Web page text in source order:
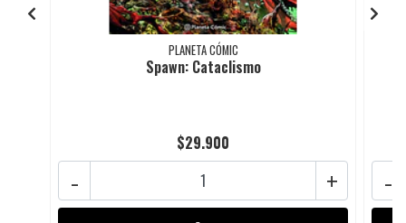
PLANETA CÓMIC
Spawn: Cataclismo
$29.900
+
- -